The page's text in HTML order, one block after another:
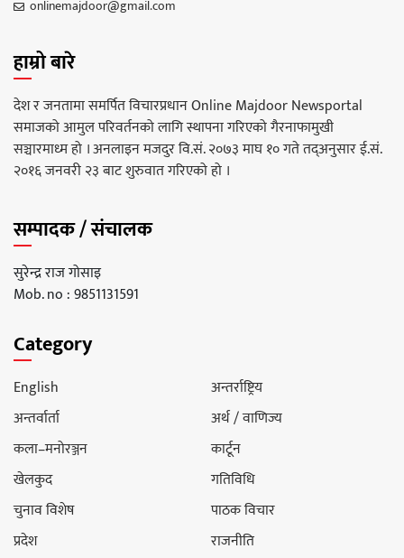
onlinemajdoor@gmail.com
हाम्रो बारे
देश र जनतामा समर्पित विचारप्रधान Online Majdoor Newsportal
समाजको आमुल परिवर्तनको लागि स्थापना गरिएको गैरनाफामुखी
सञ्चारमाध्म हो । अनलाइन मजदुर वि.सं. २०७३ माघ १० गते तद्अनुसार ई.सं.
२०१६ जनवरी २३ बाट शुरुवात गरिएको हो ।
सम्पादक / संचालक
सुरेन्द्र राज गोसाइ
Mob. no : 9851131591
Category
English
अन्तर्राष्ट्रिय
अन्तर्वार्ता
अर्थ / वाणिज्य
कला–मनोरञ्जन
कार्टून
खेलकुद
गतिविधि
चुनाव विशेष
पाठक विचार
प्रदेश
राजनीति